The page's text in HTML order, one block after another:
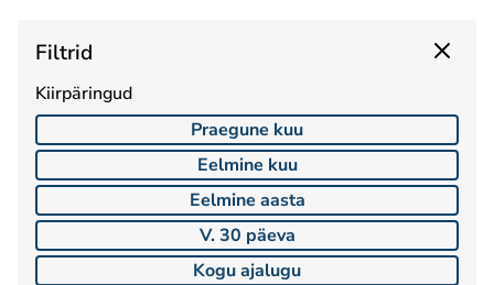
Filtrid
Kiirpäringud
Praegune kuu
Eelmine kuu
Eelmine aasta
V. 30 päeva
Kogu ajalugu